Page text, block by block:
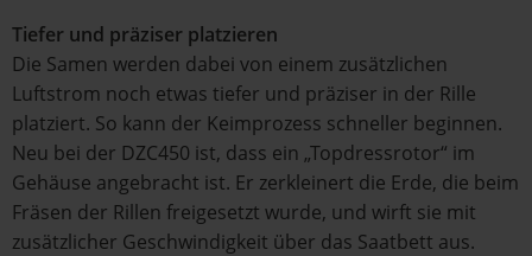
Tiefer und präziser platzieren
Die Samen werden dabei von einem zusätzlichen
Luftstrom noch etwas tiefer und präziser in der Rille
platziert. So kann der Keimprozess schneller beginnen.
Neu bei der DZC450 ist, dass ein „Topdressrotor“ im
Gehäuse angebracht ist. Er zerkleinert die Erde, die beim
Fräsen der Rillen freigesetzt wurde, und wirft sie mit
zusätzlicher Geschwindigkeit über das Saatbett aus.